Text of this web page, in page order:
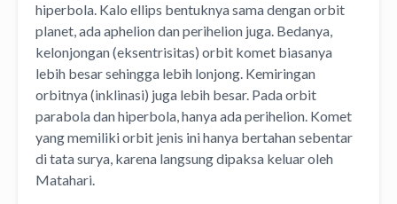
hiperbola. Kalo ellips bentuknya sama dengan orbit
planet, ada aphelion dan perihelion juga. Bedanya,
kelonjongan (eksentrisitas) orbit komet biasanya
lebih besar sehingga lebih lonjong. Kemiringan
orbitnya (inklinasi) juga lebih besar. Pada orbit
parabola dan hiperbola, hanya ada perihelion. Komet
yang memiliki orbit jenis ini hanya bertahan sebentar
di tata surya, karena langsung dipaksa keluar oleh
Matahari.